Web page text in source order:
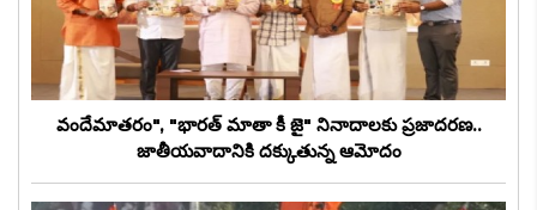
వందేమాతరం", "భారత్ మాతా కీ జై" నినాదాలకు ప్రజాదరణ..
జాతీయవాదానికి దక్కుతున్న ఆమోదం